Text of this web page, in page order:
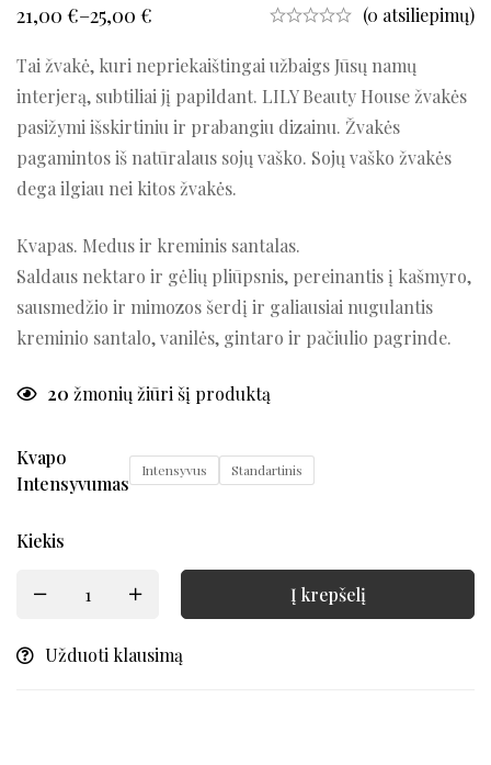
21,00 €–25,00 € (0 atsiliepimų)
Tai žvakė, kuri nepriekaištingai užbaigs Jūsų namų
interjerą, subtiliai jį papildant. LILY Beauty House žvakės
pasižymi išskirtiniu ir prabangiu dizainu. Žvakės
pagamintos iš natūralaus sojų vaško. Sojų vaško žvakės
dega ilgiau nei kitos žvakės.
Kvapas. Medus ir kreminis santalas.
Saldaus nektaro ir gėlių pliūpsnis, pereinantis į kašmyro,
sausmedžio ir mimozos šerdį ir galiausiai nugulantis
kreminio santalo, vanilės, gintaro ir pačiulio pagrinde.
20 žmonių žiūri šį produktą
Kvapo
Intensyvumas
Intensyvus Standartinis
Kiekis
Į krepšelį
Užduoti klausimą